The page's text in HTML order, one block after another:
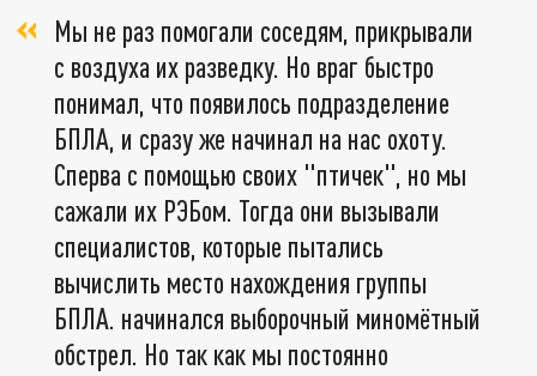
Мы не раз помогали соседям, прикрывали
с воздуха их разведку. Но враг быстро
понимал, что появилось подразделение
БПЛА, и сразу же начинал на нас охоту.
Сперва с помощью своих "птичек", но мы
сажали их РЭБом. Тогда они вызывали
специалистов, которые пытались
вычислить место нахождения группы
БПЛА. начинался выборочный миномётный
обстрел. Но так как мы постоянно